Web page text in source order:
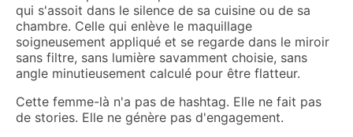
qui s'assoit dans le silence de sa cuisine ou de sa
chambre. Celle qui enlève le maquillage
soigneusement appliqué et se regarde dans le miroir
sans filtre, sans lumière savamment choisie, sans
angle minutieusement calculé pour être flatteur.
Cette femme-là n'a pas de hashtag. Elle ne fait pas
de stories. Elle ne génère pas d'engagement.